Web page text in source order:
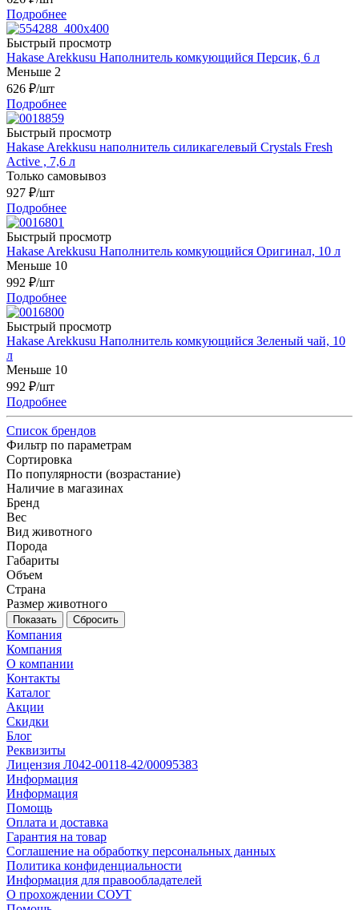
Подробнее
Быстрый просмотр
Hakase Arekkusu Наполнитель комкующийся Персик, 6 л
Меньше 2
626 ₽/шт
Подробнее
Быстрый просмотр
Hakase Arekkusu наполнитель силикагелевый Crystals Fresh
Active , 7,6 л
Только самовывоз
927 ₽/шт
Подробнее
Быстрый просмотр
Hakase Arekkusu Наполнитель комкующийся Оригинал, 10 л
Меньше 10
992 ₽/шт
Подробнее
Быстрый просмотр
Hakase Arekkusu Наполнитель комкующийся Зеленый чай, 10
л
Меньше 10
992 ₽/шт
Подробнее
Список брендов
Фильтр по параметрам
Сортировка
По популярности (возрастание)
Наличие в магазинах
Бренд
Вес
Вид животного
Порода
Габариты
Объем
Страна
Размер животного
Сбросить
Компания
Компания
О компании
Контакты
Каталог
Акции
Скидки
Блог
Реквизиты
Лицензия Л042-00118-42/00095383
Информация
Информация
Помощь
Оплата и доставка
Гарантия на товар
Соглашение на обработку персональных данных
Политика конфиденциальности
Информация для правообладателей
О прохождении СОУТ